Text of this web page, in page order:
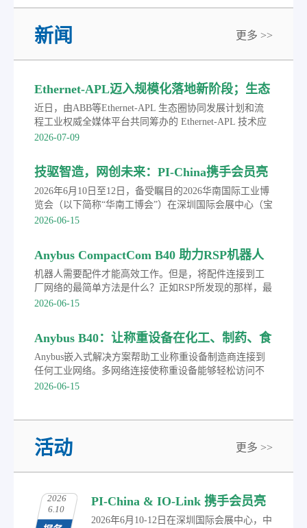
新闻 更多 >>
Ethernet-APL迈入规模化落地新阶段；生态
圈联合发布APL选型手册
近日，由ABB等Ethernet-APL 生态圈协同发展计划和流
程工业权威全媒体平台共同筹办的 Ethernet-APL 技术应
用巡回研讨会首站落地浙江宁波。会上，生态圈成员单
工业以太网技术与深耕行业的实践积淀，ABB 致力于助
力广大流程工业用户打通端到端完整数据链路，打破传
统数据孤岛，为工厂智能化转型和迈向AI驱动的自主智
能运营夯实数据根基。
2026-07-09
技驱智造，网创未来：PI-China携手会员亮
相华南工博会并成功举办PROFINET技术路
演
2026年6月10日至12日，备受瞩目的2026华南国际工业博
览会（以下简称“华南工博会”）在深圳国际会展中心（宝
安新馆）盛大举行。作为工业通信与自动化技术领域的
专业委员会（PI-China）携手多家会员单位亮相本次盛
会，并同期举办了“技驱智造 网创未来”2026年
PROFINET技术路演，全面展示了以PROFINET技术为核
心的工业通信创新成果，成为本届展会推动制造业数字
化转型的一大亮点。
2026-06-15
Anybus CompactCom B40 助力RSP机器人
配件客户实现PROFINET等主流协议
机器人需要配件才能高效工作。但是，将配件连接到工
厂网络的最简单方法是什么？正如RSP所发现的那样，最
简单的方法是使用Anybus的现成产品和专业知识。
2026-06-15
Anybus B40：让称重设备在化工、制药、食
品行业任意切换PROFINET等主流协议
Anybus嵌入式解决方案帮助工业称重设备制造商连接到
任何工业网络。多网络连接使称重设备能够轻松访问不
同的控制系统，加快了上市时间。
2026-06-15
活动 更多 >>
2026
6.10
PI-China & IO-Link 携手会员亮
相2026华南国际工业博览会
2026年6月10-12日在深圳国际会展中心，中